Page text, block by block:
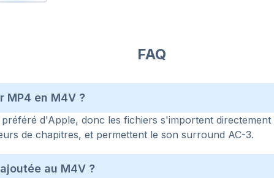
FAQ
MP4 en M4V ?
d'Apple, donc les fichiers s'importent directement
de chapitres, et permettent le son surround AC-3.
au M4V ?